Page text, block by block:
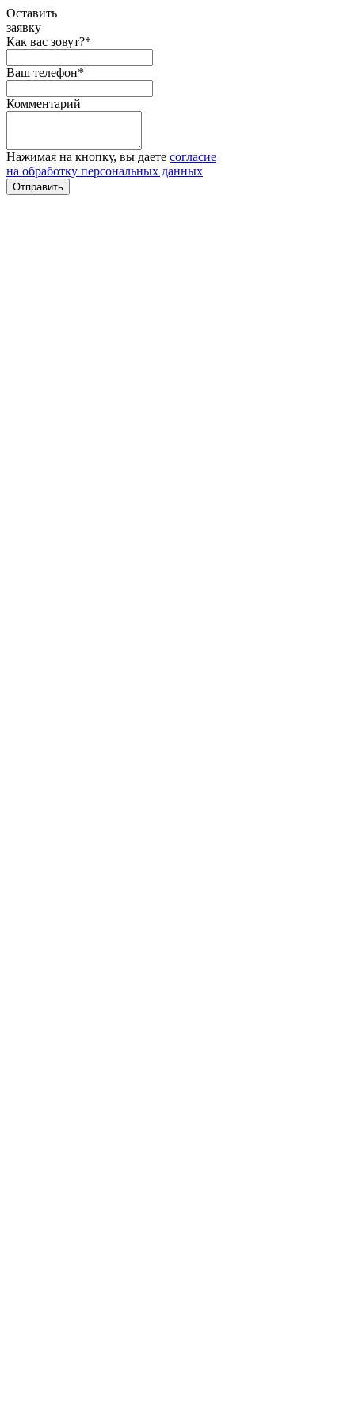
Оставить
заявку
Как вас зовут?*
Ваш телефон*
Комментарий
Нажимая на кнопку, вы даете согласие
на обработку персональных данных
Отправить